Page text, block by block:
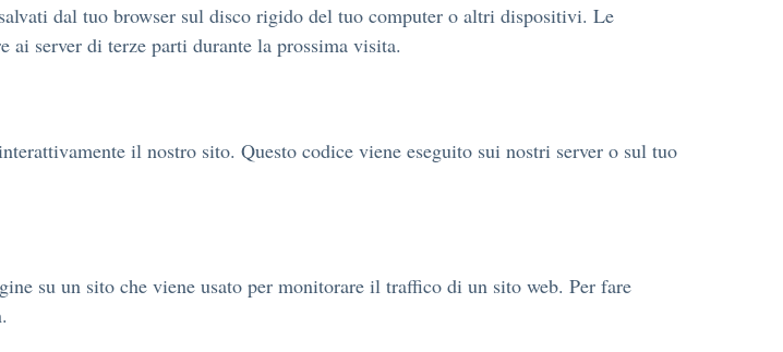
dal tuo browser sul disco rigido del tuo computer o altri dispositivi. Le
server di terze parti durante la prossima visita.
il nostro sito. Questo codice viene eseguito sui nostri server o sul tuo
su un sito che viene usato per monitorare il traffico di un sito web. Per fare